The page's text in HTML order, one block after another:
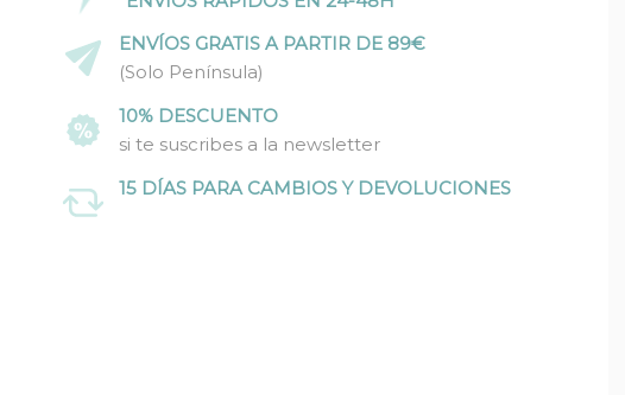
ENVÍOS GRATIS A PARTIR DE 89€
(Solo Península)
10% DESCUENTO
si te suscribes a la newsletter
15 DÍAS PARA CAMBIOS Y DEVOLUCIONES